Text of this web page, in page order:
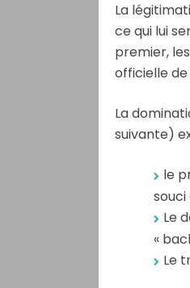
La
ce qui lui
premier,
officielle
La
suivante)
le
Le
«
Le